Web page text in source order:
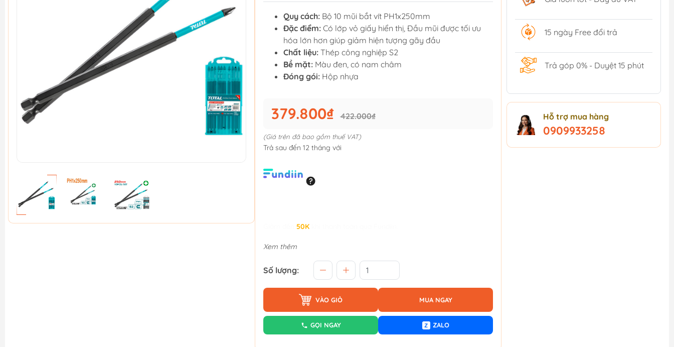
Quy cách: Bộ 10 mũi bắt vít PH1x250mm
Đặc điểm: Có lớp vỏ giấy hiển thị, Đầu mũi được tối ưu
hóa lớn hơn giúp giảm hiện tượng gãy đầu
Chất liệu: Thép công nghiệp S2
Bề mặt: Màu đen, có nam châm
Đóng gói: Hộp nhựa
379.800₫ 422.000₫
(Giá trên đã bao gồm thuế VAT)
Trả sau đến 12 tháng với
50K
Xem thêm
Số lượng:
VÀO GIỎ MUA NGAY
GỌI NGAY Z ZALO
15 ngày Free đổi trả
Trả góp 0% - Duyệt 15 phút
Hỗ trợ mua hàng
0909933258